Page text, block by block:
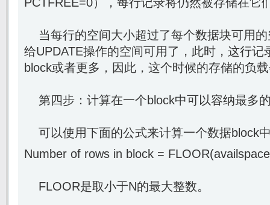
当每行的空间大小超过了每个数据块可用
给UPDATE操作的空间可用了，此时，这行记
block或者更多，因此，这个时候的存储的负
第四步：计算在一个block中可以容纳最多
可以使用下面的公式来计算一个数据block
Number of rows in block =
FLOOR是取小于N的最大整数。